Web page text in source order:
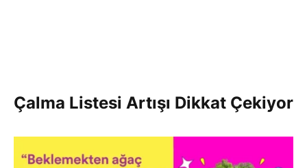
Çalma Listesi Artışı Dikkat Çekiyor